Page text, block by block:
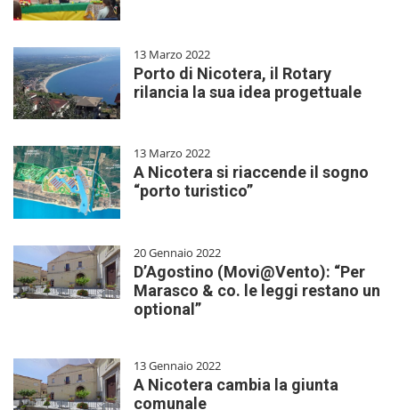
13 Marzo 2022
Porto di Nicotera, il Rotary
rilancia la sua idea progettuale
13 Marzo 2022
A Nicotera si riaccende il sogno
“porto turistico”
20 Gennaio 2022
D’Agostino (Movi@Vento): “Per
Marasco & co. le leggi restano un
optional”
13 Gennaio 2022
A Nicotera cambia la giunta
comunale